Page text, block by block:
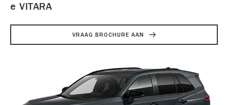
e VITARA
VRAAG BROCHURE AAN